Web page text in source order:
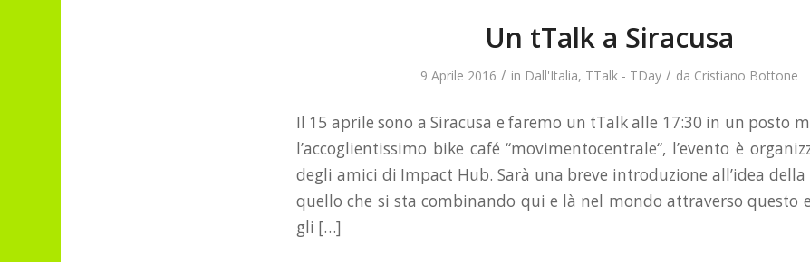
Un tTalk a Siracusa
9 Aprile 2016 / in Dall'Italia, TTalk - TDay / da Cristiano Bottone
Il 15 aprile sono a Siracusa e faremo un tTalk alle 17:30 in un posto
l’accoglientissimo bike café “movimentocentrale“, l’evento è
degli amici di Impact Hub. Sarà una breve introduzione all’idea della
quello che si sta combinando qui e là nel mondo attraverso questo
gli […]